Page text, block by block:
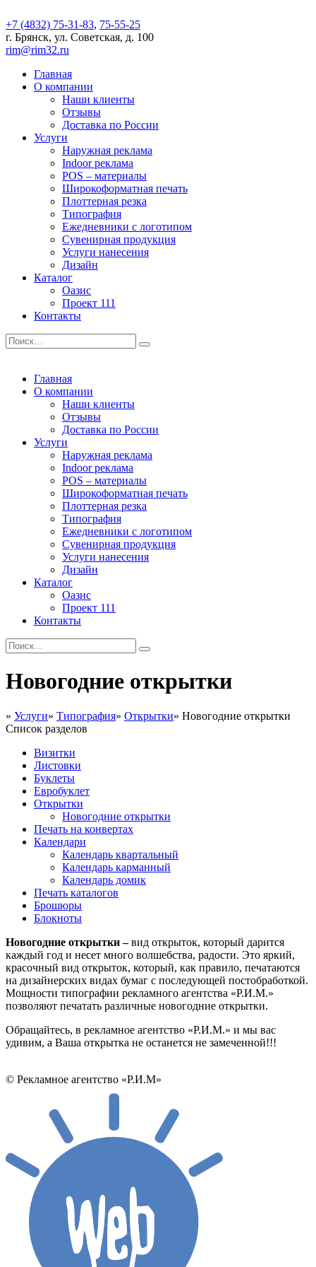
+7 (4832) 75-31-83, 75-55-25
г. Брянск, ул. Советская, д. 100
rim@rim32.ru
Главная
О компании
Наши клиенты
Отзывы
Доставка по России
Услуги
Наружная реклама
Indoor реклама
POS – материалы
Широкоформатная печать
Плоттерная резка
Типография
Ежедневники с логотипом
Сувенирная продукция
Услуги нанесения
Дизайн
Каталог
Оазис
Проект 111
Контакты
Главная
О компании
Наши клиенты
Отзывы
Доставка по России
Услуги
Наружная реклама
Indoor реклама
POS – материалы
Широкоформатная печать
Плоттерная резка
Типография
Ежедневники с логотипом
Сувенирная продукция
Услуги нанесения
Дизайн
Каталог
Оазис
Проект 111
Контакты
Новогодние открытки
» Услуги» Типография» Открытки» Новогодние открытки
Список разделов
Визитки
Листовки
Буклеты
Евробуклет
Открытки
Новогодние открытки
Печать на конвертах
Календари
Календарь квартальный
Календарь карманный
Календарь домик
Печать каталогов
Брошюры
Блокноты
Новогодние открытки –вид открыток, который дарится
каждый год и несет много волшебства, радости. Это яркий,
красочный вид открыток, который, как правило, печатаются
на дизайнерских видах бумаг с последующей постобработкой.
Мощности типографии рекламного агентства «Р.И.М.»
позволяют печатать различные новогодние открытки.
Обращайтесь, в рекламное агентство «Р.И.М.» и мы вас
удивим, а Ваша открытка не останется не замеченной!!!
© Рекламное агентство «Р.И.М»